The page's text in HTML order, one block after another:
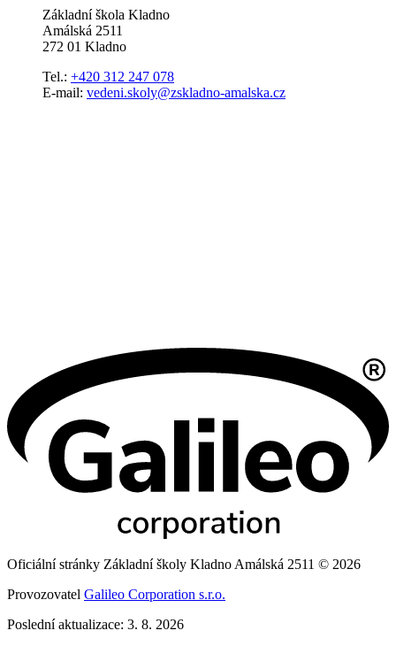
Základní škola Kladno
Amálská 2511
272 01 Kladno
Tel.: +420 312 247 078
E-mail: vedeni.skoly@zskladno-amalska.cz
Oficiální stránky Základní školy Kladno Amálská 2511 © 2026
Provozovatel Galileo Corporation s.r.o.
Poslední aktualizace: 3. 8. 2026